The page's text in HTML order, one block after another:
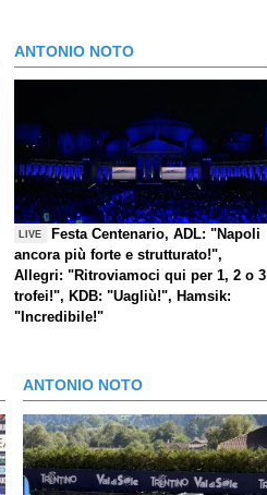
ANTONIO NOTO
LIVE
Festa Centenario, ADL: "Napoli
ancora più forte e strutturato!",
Allegri: "Ritroviamoci qui per 1, 2 o 3
trofei!", KDB: "Uagliù!", Hamsik:
"Incredibile!"
ANTONIO NOTO